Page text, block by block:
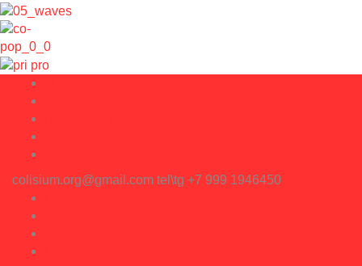
colisium.org@gmail.com tel\tg +7 999 1946450